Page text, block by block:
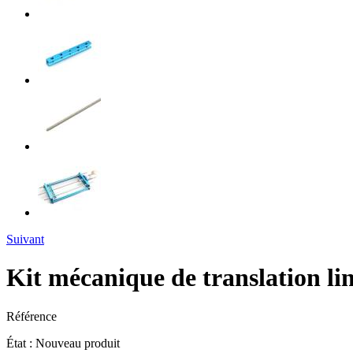
Suivant
Kit mécanique de translation
Référence
État : Nouveau produit